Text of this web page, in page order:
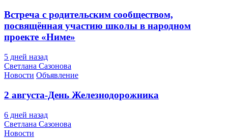
Встреча с родительским сообществом,
посвящённая участию школы в народном
проекте «Ниме»
5 дней назад
Светлана Сазонова
Новости Объявление
2 августа-День Железнодорожника
6 дней назад
Светлана Сазонова
Новости